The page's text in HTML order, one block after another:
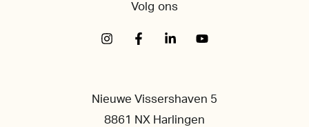
Volg ons
Nieuwe Vissershaven 5
8861 NX Harlingen